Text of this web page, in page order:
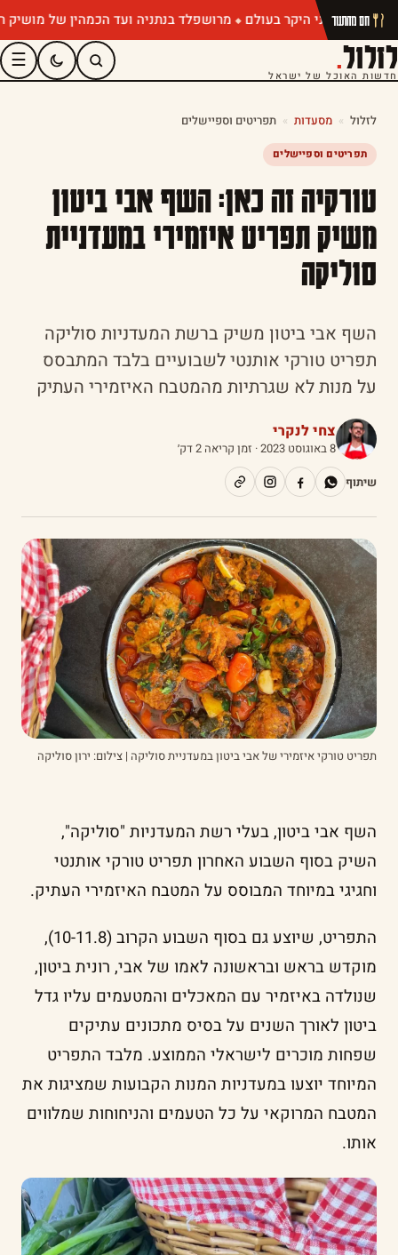
מרושפלד בנתניה ועד הכמהין של מושיק רוט: חם מהתנור
לזלול.
חדשות האוכל של ישראל
☰
לזלול » מסעדות » תפריטים וספיישלים
תפריטים וספיישלים
טורקיה זה כאן: השף אבי ביטון
משיק תפריט איזמירי במעדניית
סוליקה
השף אבי ביטון משיק ברשת המעדניות סוליקה
תפריט טורקי אותנטי לשבועיים בלבד המתבסס
על מנות לא שגרתיות מהמטבח האיזמירי העתיק
צחי לנקרי
8 באוגוסט 2023
· זמן קריאה 2 דק׳
שיתוף
תפריט טורקי איזמירי של אבי ביטון במעדניית סוליקה | צילום: ירון סוליקה
השף אבי ביטון, בעלי רשת המעדניות "סוליקה",
השיק בסוף השבוע האחרון תפריט טורקי אותנטי
וחגיגי במיוחד המבוסס על המטבח האיזמירי העתיק.
התפריט, שיוצע גם בסוף השבוע הקרוב (10-11.8),
מוקדש בראש ובראשונה לאמו של אבי, רונית ביטון,
שנולדה באיזמיר עם המאכלים והמטעמים עליו גדל
ביטון לאורך השנים על בסיס מתכונים עתיקים
שפחות מוכרים לישראלי הממוצע. מלבד התפריט
המיוחד יוצעו במעדניות המנות הקבועות שמציגות את
המטבח המרוקאי על כל הטעמים והניחוחות שמלווים
אותו.